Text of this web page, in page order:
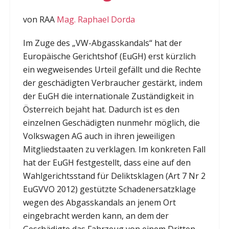
von RAA Mag. Raphael Dorda
Im Zuge des „VW-Abgasskandals“ hat der
Europäische Gerichtshof (EuGH) erst kürzlich
ein wegweisendes Urteil gefällt und die Rechte
der geschädigten Verbraucher gestärkt, indem
der EuGH die internationale Zuständigkeit in
Österreich bejaht hat. Dadurch ist es den
einzelnen Geschädigten nunmehr möglich, die
Volkswagen AG auch in ihren jeweiligen
Mitgliedstaaten zu verklagen. Im konkreten Fall
hat der EuGH festgestellt, dass eine auf den
Wahlgerichtsstand für Deliktsklagen (Art 7 Nr 2
EuGVVO 2012) gestützte Schadenersatzklage
wegen des Abgasskandals an jenem Ort
eingebracht werden kann, an dem der